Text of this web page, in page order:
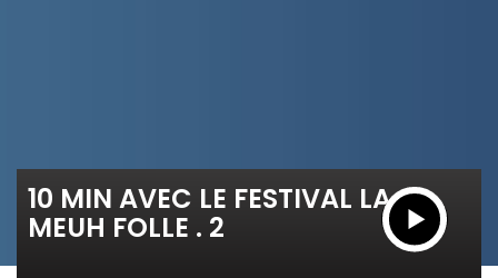
10 MIN AVEC LE FESTIVAL LA
MEUH FOLLE . 2